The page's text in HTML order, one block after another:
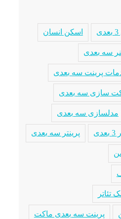
اسکن انسان
سه بعدی
پرینت سه بعدی
سازی سه بعدی
مدلسازی سه بعدی
پرینتر سه بعدی
پرینت سه بعدی ماکت